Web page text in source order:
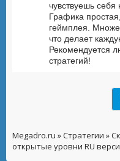
чувствуешь
Графика
геймплея.
что делает
Рекомендуется
стратегий!
Megadro.ru »Стратегии »
открытые уровни RU